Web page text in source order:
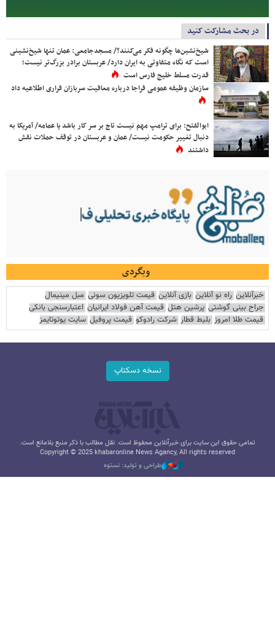
در بحث مشارکت کنید
شیخ‌نشین‌ها چگونه فکر می‌کنند؟/ مسجدجامعی: عمان تنها شیخ‌نشینی
است که نگاه متفاوتی به ایران دارد/ عربستان برادر بزرگ‌تر نیست؛
قدرت مسلط خلیج فارس است
سازمان وظیفه عمومی فراجا درباره معافیت سربازان فراری اطلاعیه داد
ابوالفتح: برای ترامپ مهم نیست تاج بر سر کار باشد یا عمامه/ آمریکا به
دنبال تغییر حکومت نیست/ عمان و عربستان در توقف حملات نقش
داشتند
وبگردی
خبرآنلاین راه نو آنلاین بازی آنلاین قیمت تلویزیون سونی مبل مینیمال
جراح بینی گوشتی پرشین هتل قیمت آهن فولاد ایرانیان اعتبارسنجی بانکی
قیمت طلا امروز بلیط قطار شرکت رادوکو قیمت پروفیل سایت یوتوتایمز
نسخه دسکتاپ
تمامی حقوق این سایت برای خبرآنلاین محفوظ است. نقل مطالب با ذکر منبع بلامانع است.
Copyright © 2025 khabaronline News Agancy, All rights reserved
طراحی و تولید: نستوه